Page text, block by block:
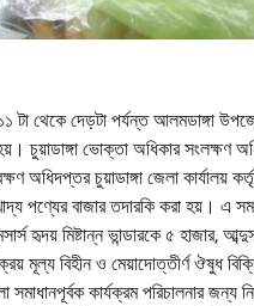
থেকে দেড়টা পর্যন্ত আলমডাঙ্গা
চুয়াডাঙ্গা ভোক্তা অধিকার সংলক্ষণ
অধিদপ্তর চুয়াডাঙ্গা জেলা কার্যালয়
পণ্যের বাজার তদারকি করা হয়। এ
মিষ্টান্ন ভান্ডারকে ৫ হাজার,
মূল্য বিহীন ও মেয়াদোত্তীর্ণ ঔষুধ
কার্যক্রম পরিচালনার জন্য